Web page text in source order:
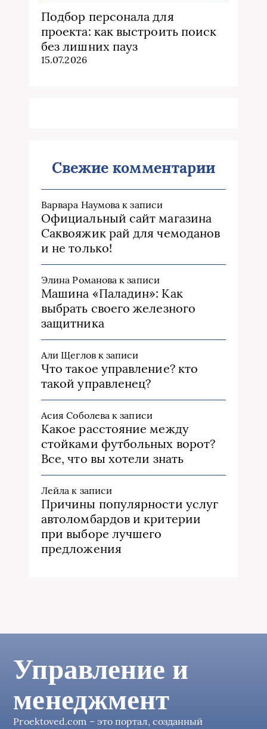
Подбор персонала для
проекта: как выстроить поиск
без лишних пауз
15.07.2026
Свежие комментарии
Варвара Наумова к записи
Официальный сайт магазина
Саквояжик рай для чемоданов
и не только!
Элина Романова к записи
Машина «Паладин»: Как
выбрать своего железного
защитника
Али Щегловк записи
Что такое управление? кто
такой управленец?
Асия Соболева к записи
Какое расстояние между
стойками футбольных ворот?
Все, что вы хотели знать
Лейла к записи
Причины популярности услуг
автоломбардов и критерии
при выборе лучшего
предложения
Управление и
менеджмент
Proektoved.com – это портал, созданный